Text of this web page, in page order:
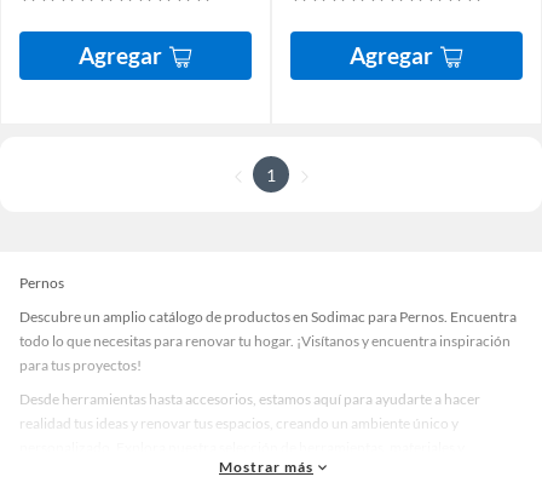
Agregar Agregar
1
Pernos
Descubre un amplio catálogo de productos en Sodimac para Pernos. Encuentra
todo lo que necesitas para renovar tu hogar. ¡Visítanos y encuentra inspiración
para tus proyectos!
Desde herramientas hasta accesorios, estamos aquí para ayudarte a hacer
realidad tus ideas y renovar tus espacios, creando un ambiente único y
accesorios de calidad que te ayudarán a crear un espacio más tú.
Mostrar más